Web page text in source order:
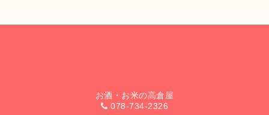
お酒・お米の高倉屋
078-734-2326